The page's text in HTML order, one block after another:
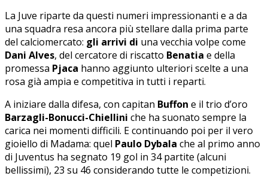
La Juve riparte da questi numeri impressionanti e a da
una squadra resa ancora più stellare dalla prima parte
del calciomercato: gli arrivi di una vecchia volpe come
Dani Alves, del cercatore di riscatto Benatia e della
promessa Pjaca hanno aggiunto ulteriori scelte a una
rosa già ampia e competitiva in tutti i reparti.
A iniziare dalla difesa, con capitan Buffon e il trio d’oro
Barzagli-Bonucci-Chiellini che ha suonato sempre la
carica nei momenti difficili. E continuando poi per il vero
gioiello di Madama: quel Paulo Dybala che al primo anno
di Juventus ha segnato 19 gol in 34 partite (alcuni
bellissimi), 23 su 46 considerando tutte le competizioni.